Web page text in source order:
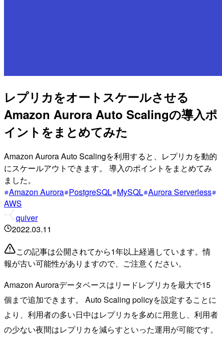
レプリカをオートスケールさせる
Amazon Aurora Auto Scalingの導入ポ
イントをまとめてみた
Amazon Aurora Auto Scalingを利用すると、レプリカを動的
にスケールアウトできます。 導入のポイントをまとめてみ
ました。
Amazon Aurora PostgreSQL MySQL Aurora Serverless
AWS
quiver
2022.03.11
この記事は公開されてから1年以上経過しています。情
報が古い可能性がありますので、ご注意ください。
Amazon Auroraデータベースはリードレプリカを最大で15
個まで追加できます。 Auto Scaling policyを設定することに
より、利用者の多い日中はレプリカを多めに用意し、利用者
の少ない夜間はレプリカを減らすといった運用が可能です。